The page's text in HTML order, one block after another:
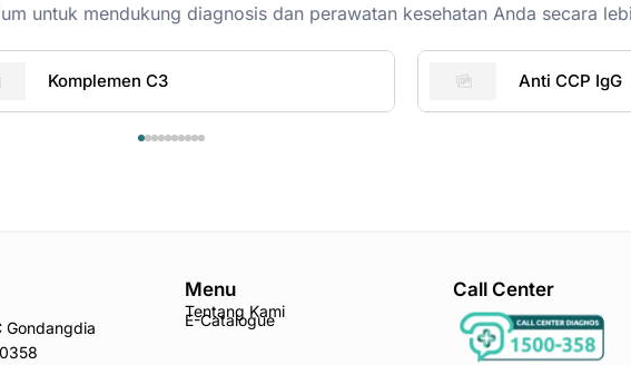
untuk mendukung diagnosis dan perawatan kesehatan Anda secara
Komplemen C3 Anti CCP IgG
Gondangdia
Menu
Tentang Kami
E-Catalogue
Call Center